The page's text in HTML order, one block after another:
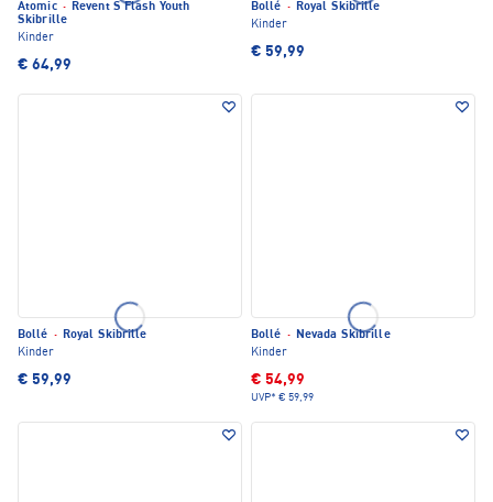
Atomic · Revent S Flash Youth
Skibrille
Kinder
€ 64,99
Bollé · Royal Skibrille
Kinder
€ 59,99
Bollé · Royal Skibrille
Kinder
€ 59,99
Bollé · Nevada Skibrille
Kinder
€ 54,99
UVP* € 59,99